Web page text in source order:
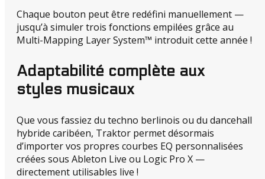
Chaque bouton peut être redéfini manuellement —
jusqu’à simuler trois fonctions empilées grâce au
Multi-Mapping Layer System™ introduit cette année !
Adaptabilité complète aux
styles musicaux
Que vous fassiez du techno berlinois ou du dancehall
hybride caribéen, Traktor permet désormais
d’importer vos propres courbes EQ personnalisées
créées sous Ableton Live ou Logic Pro X —
directement utilisables live !